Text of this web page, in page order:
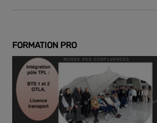
FORMATION PRO